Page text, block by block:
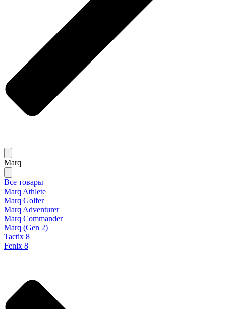
Marq
Все товары
Marq Athlete
Marq Golfer
Marq Adventurer
Marq Commander
Marq (Gen 2)
Tactix 8
Fenix 8